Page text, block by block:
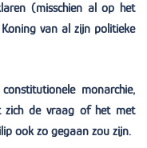
(misschien al op het
van al zijn politieke
monarchie,
zich de vraag of het met
ook zo gegaan zou zijn.